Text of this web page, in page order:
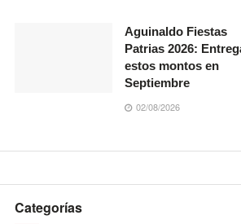
Aguinaldo Fiestas
Patrias 2026:
estos montos en
Septiembre
02/08/2026
Categorías